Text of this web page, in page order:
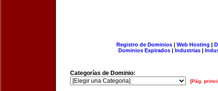
Registro de Dominios| Web Hosting |
Dominios Expirados | Industrias |
Categorías de Dominio:
[Pág.